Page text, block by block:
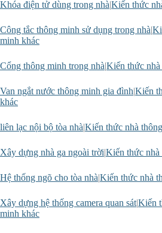
Khóa điện tử dùng trong nhà|Kiến thức
Công tắc thông minh sử dụng trong nhà|
minh khác
Cổng thông minh trong nhà|Kiến thức
Van ngắt nước thông minh gia đình|Kiến
khác
liên lạc nội bộ tòa nhà|Kiến thức nhà
Xây dựng nhà ga ngoài trời|Kiến thức nhà
Hệ thống ngõ cho tòa nhà|Kiến thức nhà
Xây dựng hệ thống camera quan sát|Kiến
minh khác